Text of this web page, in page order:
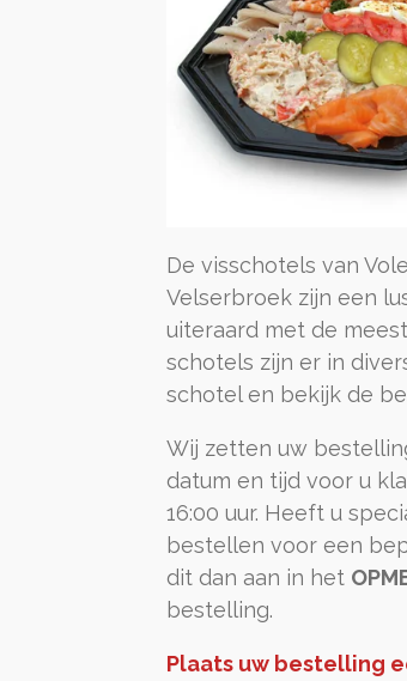
De visschotels van
Velserbroek zijn een
uiteraard met de
schotels zijn er in
schotel en bekijk de
Wij zetten uw
datum en tijd voor u
16:00 uur. Heeft u
bestellen voor een
dit dan aan in het
bestelling.
Plaats uw bestelling